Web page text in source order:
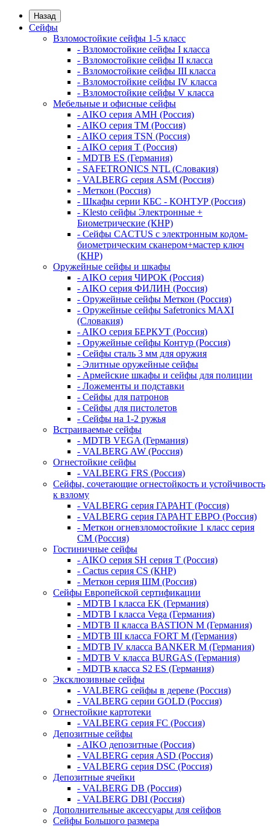
Назад
Сейфы
Взломостойкие сейфы 1-5 класс
- Взломостойкие сейфы I класса
- Взломостойкие сейфы II класса
- Взломостойкие сейфы III класса
- Взломостойкие сейфы IV класса
- Взломостойкие сейфы V класса
Мебельные и офисные сейфы
- AIKO серия AMH (Россия)
- AIKO серия TM (Россия)
- AIKO серия TSN (Россия)
- AIKO серия Т (Россия)
- MDTB ES (Германия)
- SAFETRONICS NTL (Словакия)
- VALBERG серия ASM (Россия)
- Меткон (Россия)
- Шкафы серии КБС - КОНТУР (Россия)
- Klesto сейфы Электронные +
Биометрические (КНР)
- Сейфы CACTUS с электронным кодом-
биометрическим сканером+мастер ключ
(КНР)
Оружейные сейфы и шкафы
- AIKO серия ЧИРОК (Россия)
- AIKO серия ФИЛИН (Россия)
- Оружейные сейфы Меткон (Россия)
- Оружейные сейфы Safetronics MAXI
(Словакия)
- AIKO серия БЕРКУТ (Россия)
- Оружейные сейфы Контур (Россия)
- Сейфы сталь 3 мм для оружия
- Элитные оружейные сейфы
- Армейские шкафы и сейфы для полиции
- Ложементы и подставки
- Сейфы для патронов
- Сейфы для пистолетов
- Сейфы на 1-2 ружья
Встраиваемые сейфы
- MDTB VEGA (Германия)
- VALBERG AW (Россия)
Огнестойкие сейфы
- VALBERG FRS (Россия)
Сейфы, сочетающие огнестойкость и устойчивость
к взлому
- VALBERG серия ГАРАНТ (Россия)
- VALBERG серия ГАРАНТ ЕВРО (Россия)
- Меткон огневзломостойкие 1 класс серия
СМ (Россия)
Гостиничные сейфы
- AIKO серия SH серия Т (Россия)
- Cactus серия CS (КНР)
- Меткон серия ШМ (Россия)
Сейфы Европейской сертификации
- MDTB I класса EK (Германия)
- MDTB I класса Vega (Германия)
- MDTB II класса BASTION M (Германия)
- MDTB III класса FORT M (Германия)
- MDTB IV класса BANKER M (Германия)
- MDTB V класса BURGAS (Германия)
- MDTB класса S2 ES (Германия)
Эксклюзивные сейфы
- VALBERG сейфы в дереве (Россия)
- VALBERG серии GOLD (Россия)
Огнестойкие картотеки
- VALBERG серия FC (Россия)
Депозитные сейфы
- AIKO депозитные (Россия)
- VALBERG серия ASD (Россия)
- VALBERG серия DSC (Россия)
Депозитные ячейки
- VALBERG DB (Россия)
- VALBERG DBI (Россия)
Дополнительные аксессуары для сейфов
Сейфы Большого размера